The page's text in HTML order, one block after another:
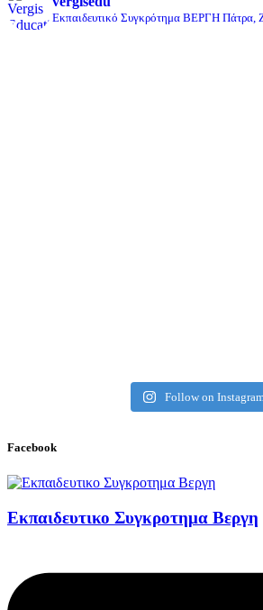
Εκπαιδευτικό Συγκρότημα ΒΕΡΓΗ Πάτρα,
Follow on
Facebook
Εκπαιδευτικο Συγκροτημα Βεργη